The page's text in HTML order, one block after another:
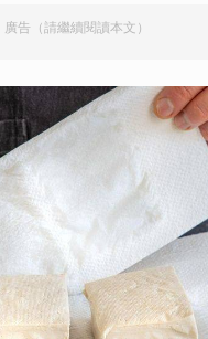
廣告（請繼續閱讀本文）